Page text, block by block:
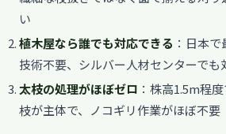
い
植木屋なら誰でも対応できる ：日本
技術不要、シルバー人材センターでも
太枝の処理がほぼゼロ ：株高1.5m程
枝が主体で、ノコギリ作業がほぼ不要